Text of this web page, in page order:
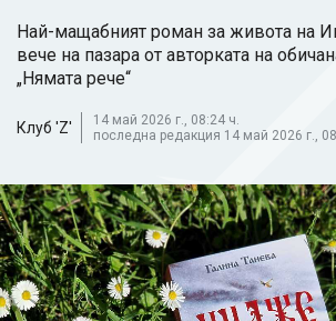
Най-мащабният роман за живота на
вече на пазара от авторката на
„Нямата рече“
Клуб 'Z'
14 май 2026 г., 08:24 ч.
последна редакция 14 май 2026 г.,